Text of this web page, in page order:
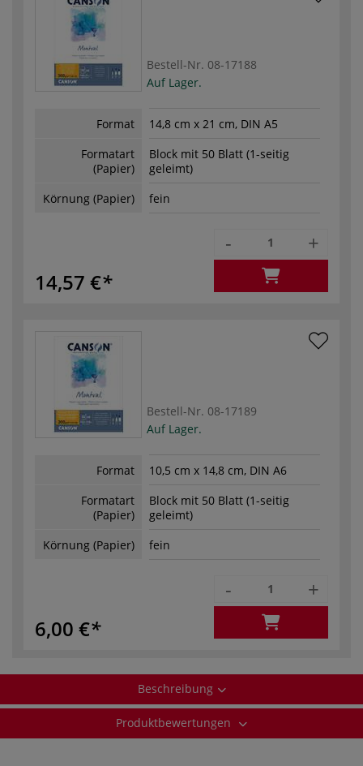
Bestell-Nr. 08-17188
Auf Lager.
Format
14,8 cm x 21 cm, DIN A5
Formatart
(Papier)
Block mit 50 Blatt (1-seitig
geleimt)
Körnung (Papier)
fein
14,57 €
- +
Bestell-Nr. 08-17189
Auf Lager.
Format
10,5 cm x 14,8 cm, DIN A6
Formatart
(Papier)
Block mit 50 Blatt (1-seitig
geleimt)
Körnung (Papier)
fein
6,00 €
- +
Beschreibung
Produktbewertungen